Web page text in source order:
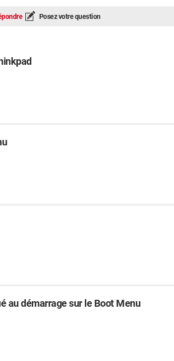
Posez votre question
au démarrage sur le Boot Menu